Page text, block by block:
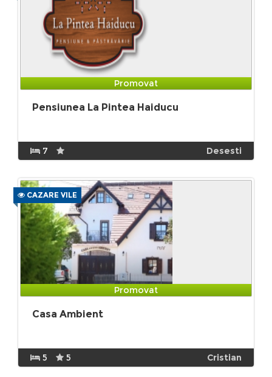
Promovat
Pensiunea La Pintea Haiducu
7 Desesti
CAZARE VILE
Promovat
Casa Ambient
5 5 Cristian